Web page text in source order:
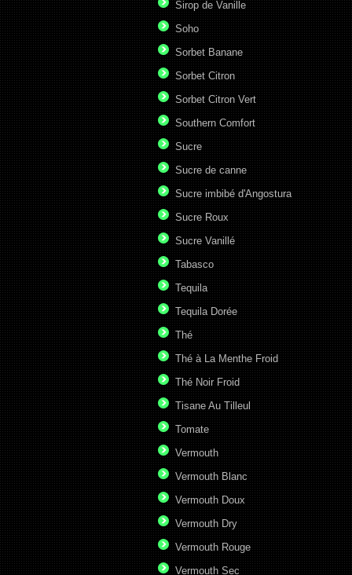
Sirop de Vanille
Soho
Sorbet Banane
Sorbet Citron
Sorbet Citron Vert
Southern Comfort
Sucre
Sucre de canne
Sucre imbibé d'Angostura
Sucre Roux
Sucre Vanillé
Tabasco
Tequila
Tequila Dorée
Thé
Thé à La Menthe Froid
Thé Noir Froid
Tisane Au Tilleul
Tomate
Vermouth
Vermouth Blanc
Vermouth Doux
Vermouth Dry
Vermouth Rouge
Vermouth Sec